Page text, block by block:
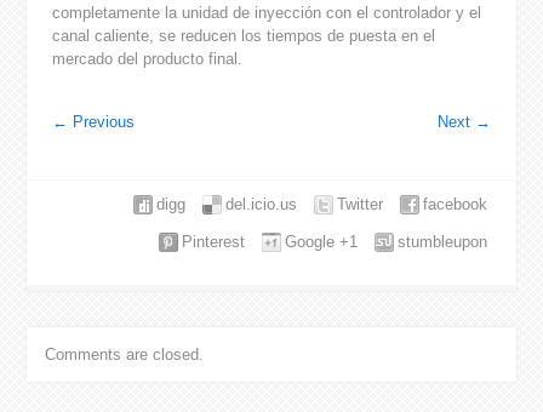
completamente la unidad de inyección con el controlador y el
canal caliente, se reducen los tiempos de puesta en el
mercado del producto final.
← Previous Next →
facebook
Twitter
del.icio.us
digg
stumbleupon
Google +1
Pinterest
Comments are closed.